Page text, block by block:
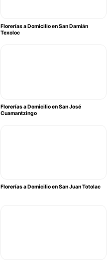
Florerías a Domicilio en San Damián
Texoloc
Florerías a Domicilio en San José
Cuamantzingo
Florerías a Domicilio en San Juan Totolac